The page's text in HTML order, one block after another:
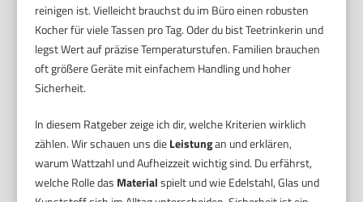
reinigen ist. Vielleicht brauchst du im Büro einen robusten
Kocher für viele Tassen pro Tag. Oder du bist Teetrinkerin und
legst Wert auf präzise Temperaturstufen. Familien brauchen
oft größere Geräte mit einfachem Handling und hoher
Sicherheit.
In diesem Ratgeber zeige ich dir, welche Kriterien wirklich
zählen. Wir schauen uns dieLeistungan und erklären,
warum Wattzahl und Aufheizzeit wichtig sind. Du erfährst,
welche Rolle das Materialspielt und wie Edelstahl, Glas und